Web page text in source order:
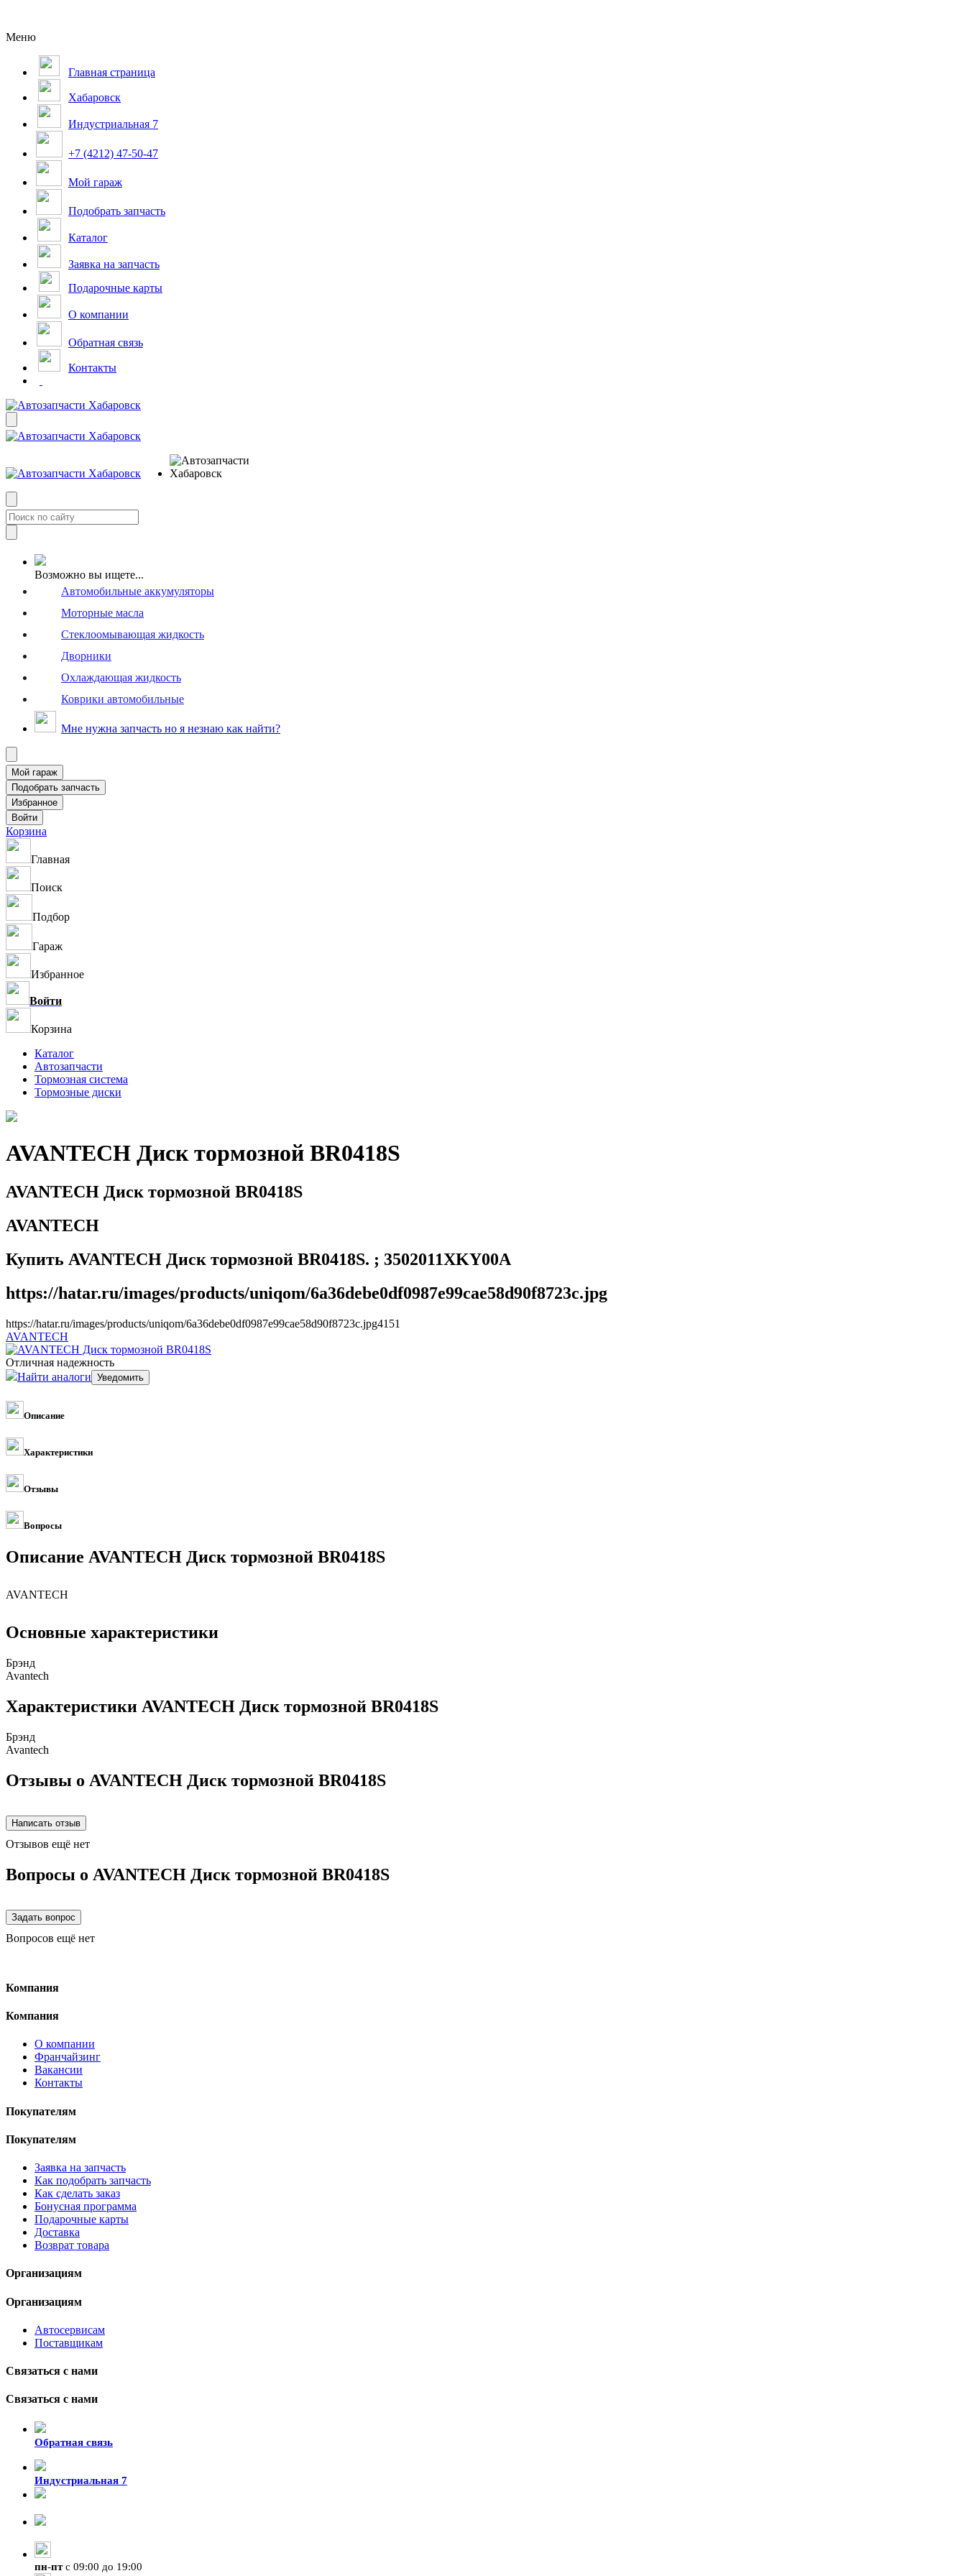
Меню
Главная страница
Хабаровск
Индустриальная 7
+7 (4212) 47-50-47
Мой гараж
Подобрать запчасть
Каталог
Заявка на запчасть
Подарочные карты
О компании
Обратная связь
Контакты
Возможно вы ищете...
Автомобильные аккумуляторы
Моторные масла
Стеклоомывающая жидкость
Дворники
Охлаждающая жидкость
Коврики автомобильные
Мне нужна запчасть но я незнаю как найти?
Корзина
Главная
Поиск
Подбор
Гараж
Избранное
Войти
Корзина
Каталог
Автозапчасти
Тормозная система
Тормозные диски
AVANTECH Диск тормозной BR0418S
AVANTECH Диск тормозной BR0418S
AVANTECH
Купить AVANTECH Диск тормозной BR0418S. ; 3502011XKY00A
https://hatar.ru/images/products/uniqom/6a36debe0df0987e99cae58d90f8723c.jpg
https://hatar.ru/images/products/uniqom/6a36debe0df0987e99cae58d90f8723c.jpg41 51
AVANTECH
Отличная надежность
Найти аналоги
Описание
Характеристики
Отзывы
Вопросы
Описание AVANTECH Диск тормозной BR0418S
AVANTECH
Основные характеристики
Брэнд
Avantech
Характеристики AVANTECH Диск тормозной BR0418S
Брэнд
Avantech
Отзывы о AVANTECH Диск тормозной BR0418S
Отзывов ещё нет
Вопросы о AVANTECH Диск тормозной BR0418S
Вопросов ещё нет
Компания
Компания
О компании
Франчайзинг
Вакансии
Контакты
Покупателям
Покупателям
Заявка на запчасть
Как подобрать запчасть
Как сделать заказ
Бонусная программа
Подарочные карты
Доставка
Возврат товара
Организациям
Организациям
Автосервисам
Поставщикам
Связаться с нами
Связаться с нами
Обратная связь
Индустриальная 7
пн-птс 09:00 до 19:00